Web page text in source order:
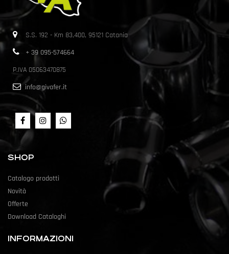
S.S. 192 - Km 83,400, 95121 Catania
+ 39 095-574664
P.IVA 05063470875
info@givafer.it
SHOP
Catalogo prodotti
Novità
Offerte
Download Cataloghi
INFORMAZIONI